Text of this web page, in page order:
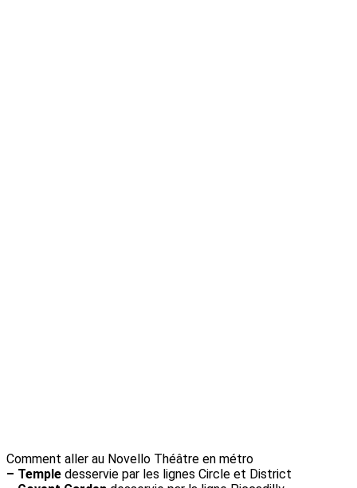
Comment aller au Novello Théâtre en métro
– Temple desservie par les lignes Circle et District